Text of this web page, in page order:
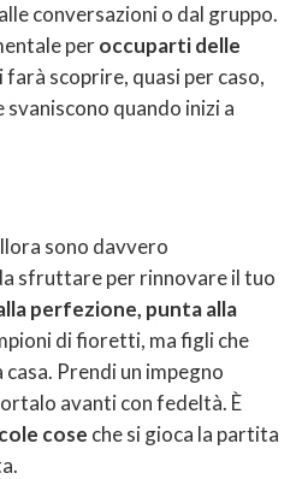
conversazioni o dal gruppo.
peroccuparti delle
farà scoprire, quasi per caso,
quando inizi a
sono davvero
sfruttare per rinnovare il tuo
perfezione, punta alla
di fioretti, ma figli che
Prendi un impegno
avanti con fedeltà. È
cose che si gioca la partita